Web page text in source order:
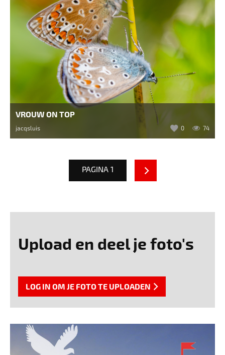
VROUW ON TOP
jacqsluis 0 74
PAGINA 1
Upload en deel je foto's
LOG IN OM JE FOTO TE UPLOADEN